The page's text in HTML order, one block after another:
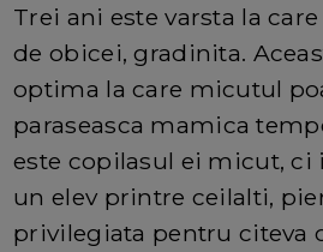
Trei ani este varsta la
de obicei, gradinita.
optima la care micutul
paraseasca mamica
este copilasul ei micut, ci
un elev printre ceilalti,
privilegiata pentru citeva